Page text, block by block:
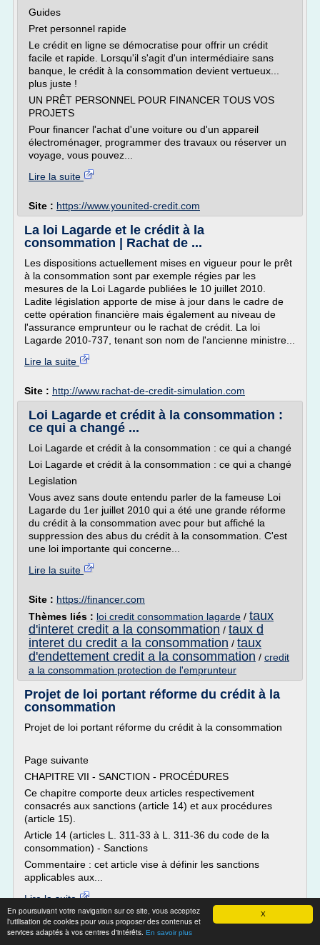
X
En poursuivant votre navigation sur ce site, vous acceptez
l'utilisation de cookies pour vous proposer des contenus et
services adaptés à vos centres d'intérêts. En savoir plus
Guides
Pret personnel rapide
Le crédit en ligne se démocratise pour offrir un crédit
facile et rapide. Lorsqu'il s'agit d'un intermédiaire sans
banque, le crédit à la consommation devient vertueux...
plus juste !
UN PRÊT PERSONNEL POUR FINANCER TOUS VOS
PROJETS
Pour financer l'achat d'une voiture ou d'un appareil
électroménager, programmer des travaux ou réserver un
voyage, vous pouvez...
Lire la suite
Site : https://www.younited-credit.com
La loi Lagarde et le crédit à la
consommation | Rachat de ...
Les dispositions actuellement mises en vigueur pour le prêt
à la consommation sont par exemple régies par les
mesures de la Loi Lagarde publiées le 10 juillet 2010.
Ladite législation apporte de mise à jour dans le cadre de
cette opération financière mais également au niveau de
l'assurance emprunteur ou le rachat de crédit. La loi
Lagarde 2010-737, tenant son nom de l'ancienne ministre...
Lire la suite
Site : http://www.rachat-de-credit-simulation.com
Loi Lagarde et crédit à la consommation :
ce qui a changé ...
Loi Lagarde et crédit à la consommation : ce qui a changé
Loi Lagarde et crédit à la consommation : ce qui a changé
Legislation
Vous avez sans doute entendu parler de la fameuse Loi
Lagarde du 1er juillet 2010 qui a été une grande réforme
du crédit à la consommation avec pour but affiché la
suppression des abus du crédit à la consommation. C'est
une loi importante qui concerne...
Lire la suite
Site : https://financer.com
Thèmes liés : loi credit consommation lagarde / taux
d'interet credit a la consommation / taux d
interet du credit a la consommation / taux
d'endettement credit a la consommation / credit
a la consommation protection de l'emprunteur
Projet de loi portant réforme du crédit à la
consommation
Projet de loi portant réforme du crédit à la consommation
Page suivante
CHAPITRE VII - SANCTION - PROCÉDURES
Ce chapitre comporte deux articles respectivement
consacrés aux sanctions (article 14) et aux procédures
(article 15).
Article 14 (articles L. 311-33 à L. 311-36 du code de la
consommation) - Sanctions
Commentaire : cet article vise à définir les sanctions
applicables aux...
Lire la suite
Date:2010-12-21 19:10:57
Site :senat.fr